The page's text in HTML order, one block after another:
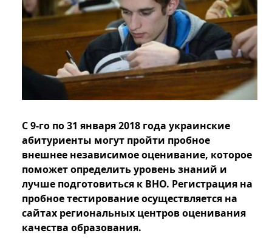
С 9-го по 31 января 2018 года украинские
абитуриенты могут пройти пробное
внешнее независимое оценивание, которое
поможет определить уровень знаний и
лучше подготовиться к ВНО. Регистрация на
пробное тестирование осуществляется на
сайтах региональных центров оценивания
качества образования.